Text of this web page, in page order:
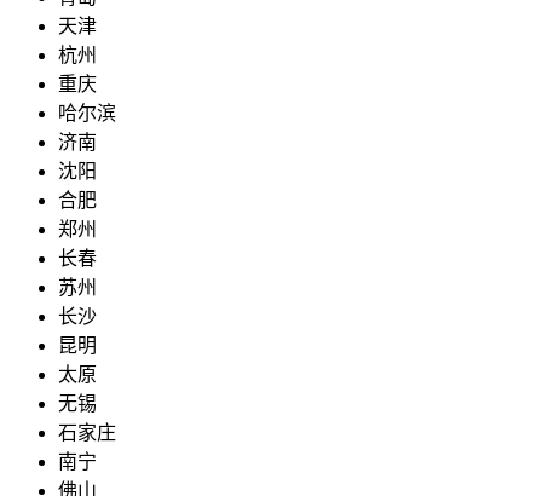
天津
杭州
重庆
哈尔滨
济南
沈阳
合肥
郑州
长春
苏州
长沙
昆明
太原
无锡
石家庄
南宁
佛山